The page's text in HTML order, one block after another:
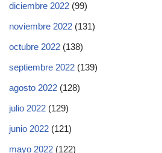
diciembre 2022 (99)
noviembre 2022 (131)
octubre 2022 (138)
septiembre 2022 (139)
agosto 2022 (128)
julio 2022 (129)
junio 2022 (121)
mayo 2022 (122)